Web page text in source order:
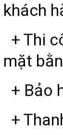
khách
+ Thi
mặt
+ Bảo
+